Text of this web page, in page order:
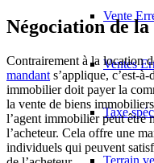
Vente
Ventes
Taxe
Terrain
Négociation de
Contrairement à la location
mandant s’applique, c’est-
immobilier doit payer la
la vente de biens
l’agent immobilier peut être
l’acheteur. Cela offre une
individuels qui peuvent